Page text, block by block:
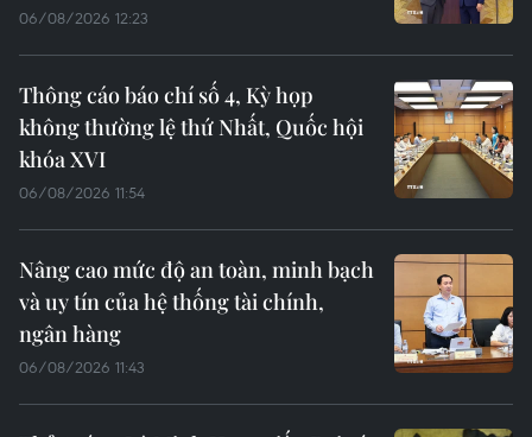
06/08/2026 12:23
Thông cáo báo chí số 4, Kỳ họp
không thường lệ thứ Nhất, Quốc hội
khóa XVI
06/08/2026 11:54
Nâng cao mức độ an toàn, minh bạch
và uy tín của hệ thống tài chính,
ngân hàng
06/08/2026 11:43